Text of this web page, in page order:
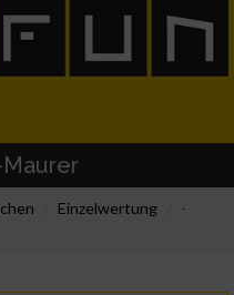
Einzelwertung
-